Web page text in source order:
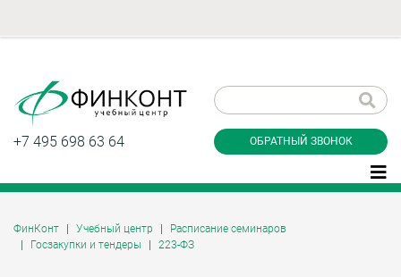
+7 495 698 63 64 ОБРАТНЫЙ ЗВОНОК
ФинКонт Учебный центр
Расписание семинаров
Госзакупки и тендеры
223-ФЗ
звонок
Даю согласие на обработку персональных